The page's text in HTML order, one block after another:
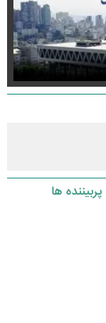
پربیننده ها